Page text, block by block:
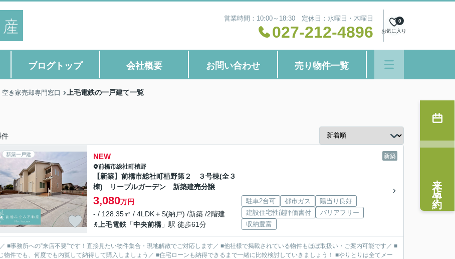
営業時間：10:00～18:30 定休日：水曜日・木曜日
027-212-4896 お気に入り
0
ブログトップ 会社概要 お問い合わせ 売り物件一覧
き家売却専門窓口 上毛電鉄の一戸建て一覧
件
新築一戸建 新築
NEW
前橋市総社町植野
【新築】前橋市総社町植野第２ ３号棟(全３
棟) リーブルガーデン 新築建売分譲
3,080万円
- / 128.35㎡ / 4LDK＋S(納戸) /新築 /2階建
上毛電鉄 「中央前橋 」駅 徒歩61分
駐車2台可 都市ガス
陽当り良好
建設住宅性能評価書付
バリアフリー
収納豊富
■事務所への”来店不要”です！直接見たい物件集合・現地解散でご対応します／ ■他社様で掲載されている物件もほぼ取扱い・ご案内可能です／ ■
物件でも、何度でも内覧して納得して購入しましょう／ ■住宅ローンも納得できるまで一緒に比較検討していきましょう！ ■やりとりは全てメー
来店予約